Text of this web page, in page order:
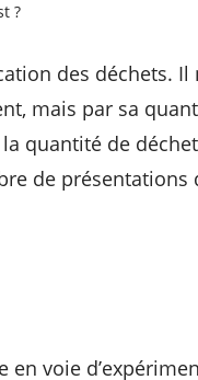
?
des déchets.
mais par sa
quantité de
de
en voie